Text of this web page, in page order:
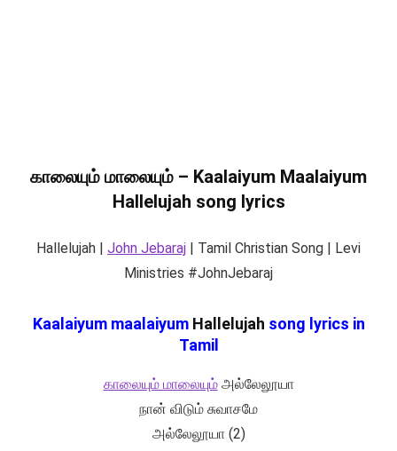
காலையும் மாலையும் – Kaalaiyum Maalaiyum
Hallelujah song lyrics
Hallelujah | John Jebaraj | Tamil Christian Song | Levi
Ministries #JohnJebaraj
Kaalaiyum maalaiyum Hallelujah song lyrics in
Tamil
காலையும் மாலையும்அல்லேலூயா
நான் விடும் சுவாசமே
அல்லேலூயா (2)